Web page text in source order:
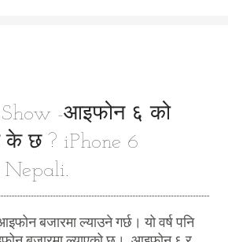
-आइफोन ६ को
के छ ? iPhone 6
बजारमा ल्याउने गर्छ। यो वर्ष पनि